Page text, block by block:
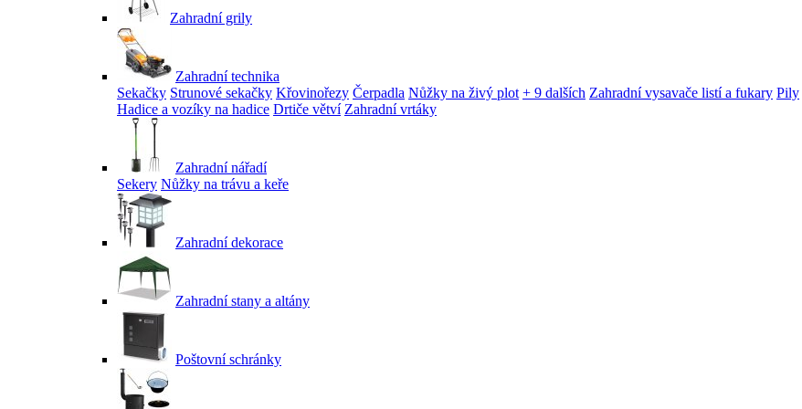
Zahradní grily
Zahradní technika
Sekačky Strunové sekačky Křovinořezy Čerpadla Nůžky na živý plot + 9 dalších Zahradní vysavače listí a fukary Pily
Hadice a vozíky na hadice Drtiče větví Zahradní vrtáky
Zahradní nářadí
Sekery Nůžky na trávu a keře
Zahradní dekorace
Zahradní stany a altány
Poštovní schránky